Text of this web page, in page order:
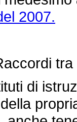
2007.
di